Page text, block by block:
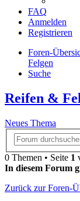
FAQ
Anmelden
Registrieren
Foren-
Felgen
Suche
Reifen &
Neues Thema
0 Themen • Seite 1
In diesem Forum
Zurück zur Foren-